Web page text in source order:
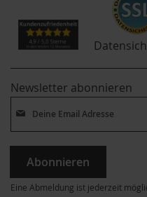
Newsletter abonnieren
Abonnieren
Eine Abmeldung ist jederzeit